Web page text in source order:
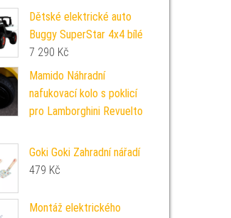
Dětské elektrické auto
Buggy SuperStar 4x4 bílé
7 290 Kč
Mamido Náhradní
nafukovací kolo s poklicí
pro Lamborghini Revuelto
Goki Goki Zahradní nářadí
479 Kč
Montáž elektrického